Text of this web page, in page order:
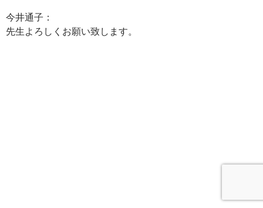
今井通子：
先生よろしくお願い致します。